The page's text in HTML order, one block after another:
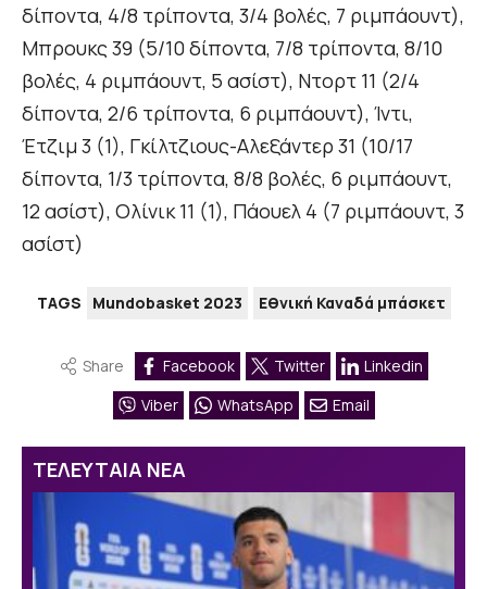
δίποντα, 4/8 τρίποντα, 3/4 βολές, 7 ριμπάουντ),
Μπρουκς 39 (5/10 δίποντα, 7/8 τρίποντα, 8/10
βολές, 4 ριμπάουντ, 5 ασίστ), Ντορτ 11 (2/4
δίποντα, 2/6 τρίποντα, 6 ριμπάουντ), Ίντι,
Έτζιμ 3 (1), Γκίλτζιους-Αλεξάντερ 31 (10/17
δίποντα, 1/3 τρίποντα, 8/8 βολές, 6 ριμπάουντ,
12 ασίστ), Ολίνικ 11 (1), Πάουελ 4 (7 ριμπάουντ, 3
ασίστ)
TAGS Mundobasket 2023 Εθνική Καναδά μπάσκετ
Share Facebook Twitter
Linkedin
Viber
WhatsApp Email
ΤΕΛΕΥΤΑΙΑ ΝΕΑ